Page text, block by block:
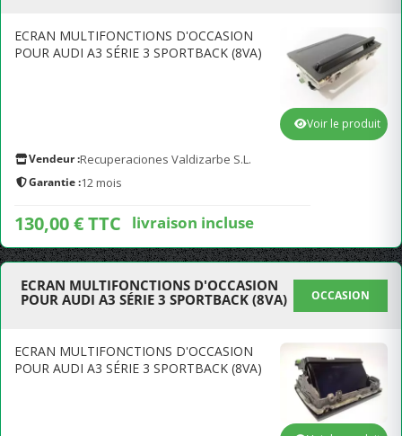
ECRAN MULTIFONCTIONS D'OCCASION
POUR AUDI A3 SÉRIE 3 SPORTBACK (8VA)
Vendeur :Recuperaciones Valdizarbe S.L.
Garantie :12 mois
130,00 € TTC livraison incluse
Voir le produit
ECRAN MULTIFONCTIONS D'OCCASION
POUR AUDI A3 SÉRIE 3 SPORTBACK (8VA)
OCCASION
ECRAN MULTIFONCTIONS D'OCCASION
POUR AUDI A3 SÉRIE 3 SPORTBACK (8VA)